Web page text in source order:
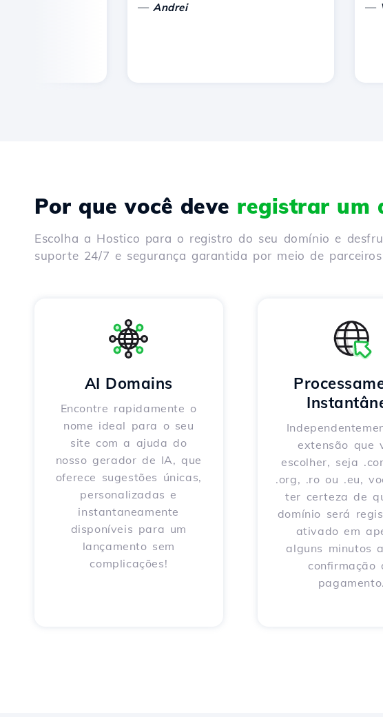
Andrei
Por que você deve registrar um
Escolha a Hostico para o registro do seu domínio e
suporte 24/7 e segurança garantida por meio de
AI Domains
Encontre rapidamente o
nome ideal para o seu
site com a ajuda do
nosso gerador de IA, que
oferece sugestões únicas,
personalizadas e
instantaneamente
disponíveis para um
lançamento sem
complicações!
extensão que
escolher, seja
.org, .ro ou .eu,
ter certeza de
domínio será
ativado em
alguns minutos
confirmação
pagamento.